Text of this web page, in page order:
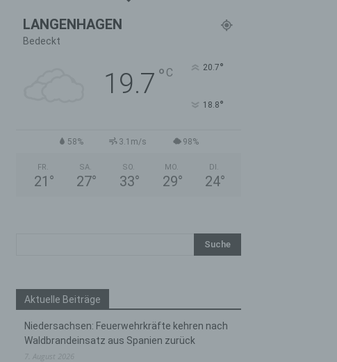
LANGENHAGEN
Bedeckt
19.7 ° C 20.7°
18.8°
58% 3.1m/s 98%
FR.
21 °
SA.
27°
SO.
33°
MO.
29°
DI.
24°
Aktuelle Beiträge
Niedersachsen: Feuerwehrkräfte kehren nach
Waldbrandeinsatz aus Spanien zurück
7. August 2026